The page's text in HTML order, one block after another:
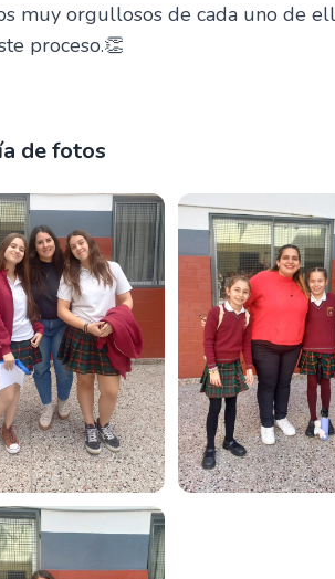
muy orgullosos de cada uno de
proceso.👏
de fotos